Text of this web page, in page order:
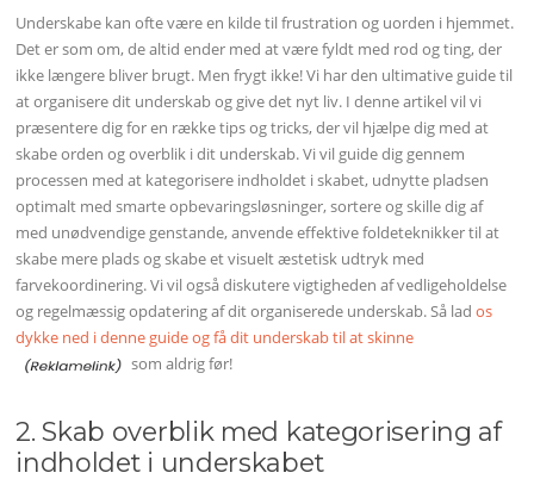
Underskabe kan ofte være en kilde til frustration og uorden i hjemmet.
Det er som om, de altid ender med at være fyldt med rod og ting, der
ikke længere bliver brugt. Men frygt ikke! Vi har den ultimative guide til
at organisere dit underskab og give det nyt liv. I denne artikel vil vi
præsentere dig for en række tips og tricks, der vil hjælpe dig med at
skabe orden og overblik i dit underskab. Vi vil guide dig gennem
processen med at kategorisere indholdet i skabet, udnytte pladsen
optimalt med smarte opbevaringsløsninger, sortere og skille dig af
med unødvendige genstande, anvende effektive foldeteknikker til at
skabe mere plads og skabe et visuelt æstetisk udtryk med
farvekoordinering. Vi vil også diskutere vigtigheden af vedligeholdelse
og regelmæssig opdatering af dit organiserede underskab. Så lados
dykke ned i denne guide og få dit underskab til at skinne
som aldrig før!
2. Skab overblik med kategorisering af
indholdet i underskabet